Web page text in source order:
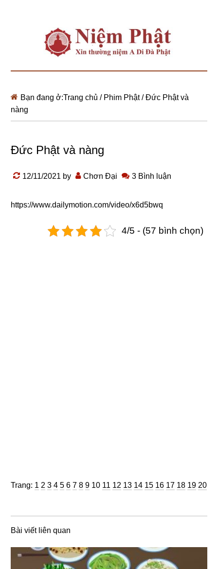
Bạn đang ở:Trang chủ / Phim Phật /Đức Phật và
nàng
Đức Phật và nàng
12/11/2021 by Chơn Đại 3 Bình luận
https://www.dailymotion.com/video/x6d5bwq
4/5 - (57 bình chọn)
Trang: Trang
1 Trang
2 Trang
3 Trang
4 Trang
5 Trang
6 Trang
7 Trang
8 Trang
9 Trang
10 Trang
11 Trang
12 Trang
13 Trang
14 Trang
15 Trang
16 Trang
17 Trang
18 Trang
19 Trang
20
Bài viết liên quan